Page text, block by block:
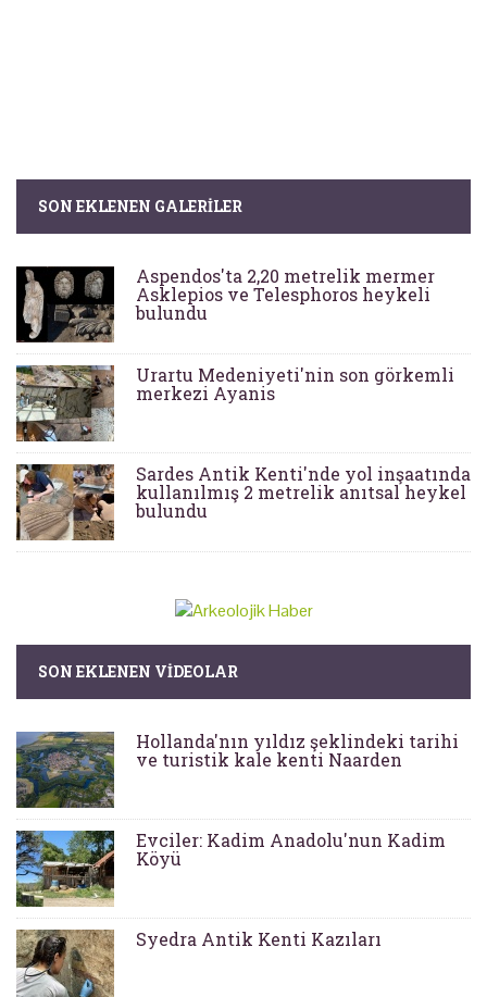
SON EKLENEN GALERILER
Aspendos'ta 2,20 metrelik mermer
Asklepios ve Telesphoros heykeli
bulundu
Urartu Medeniyeti'nin son görkemli
merkezi Ayanis
Sardes Antik Kenti'nde yol inşaatında
kullanılmış 2 metrelik anıtsal heykel
bulundu
SON EKLENEN VIDEOLAR
Hollanda'nın yıldız şeklindeki tarihi
ve turistik kale kenti Naarden
Evciler: Kadim Anadolu'nun Kadim
Köyü
Syedra Antik Kenti Kazıları